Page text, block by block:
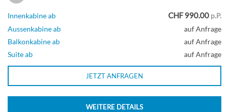
Innenkabine ab CHF 990.00 p.P.
Aussenkabine ab
auf Anfrage
Balkonkabine ab
auf Anfrage
Suite ab
auf Anfrage
JETZT ANFRAGEN
WEITERE DETAILS